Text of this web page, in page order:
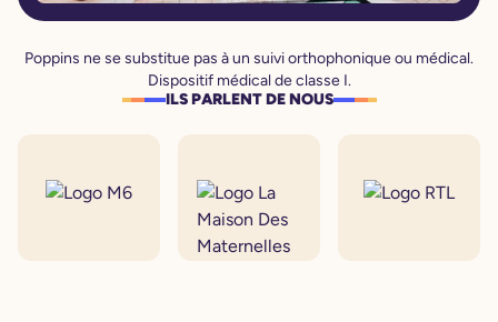
Poppins ne se substitue pas à un suivi orthophonique ou médical.
Dispositif médical de classe I.
ILS PARLENT DE NOUS